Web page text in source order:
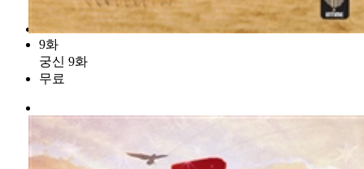
9화
궁신 9화
무료